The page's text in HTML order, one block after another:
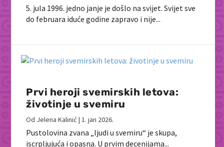
5. jula 1996. jedno janje je došlo na svijet. Svijet sve
do februara iduće godine zapravo i nije...
Prvi heroji svemirskih letova:
životinje u svemiru
Od Jelena Kalinić |1. jan 2026.
Pustolovina zvana „ljudi u svemiru“ je skupa,
iscrpljujuća i opasna. U prvim decenijama...